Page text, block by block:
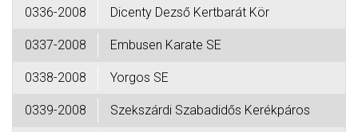
0336-2008 Dicenty Dezső Kertbarát Kör
0337-2008 Embusen Karate SE
0338-2008 Yorgos SE
0339-2008 Szekszárdi Szabadidős Kerékpáros